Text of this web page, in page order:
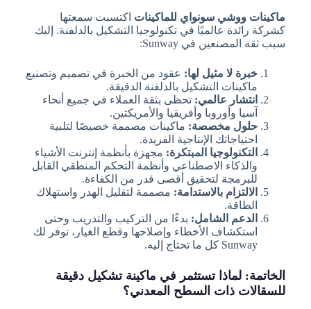
ماكينات ووشي سونواي للماكينات اكتسبت سمعتها
كشركة رائدة عالميًا في تكنولوجيا التشكيل بالدلفنة. إليك
سبب ثقة المصنعين في Sunway:
خبرة لا مثيل لها: عقود من الخبرة في تصميم وتصنيع
ماكينات التشكيل بالدلفنة الدقيقة.
انتشار عالمي: تحظى بثقة العملاء في جميع أنحاء
آسيا وأوروبا وأفريقيا والأمريكتين.
حلول مخصصة: ماكينات مصممة خصيصًا لتلبية
احتياجاتك الإنتاجية الفريدة.
التكنولوجيا المبتكرة: مجهزة بأنظمة إنترنت الأشياء
والذكاء الاصطناعي وأنظمة التحكم المنطقي القابل
للبرمجة لتحقيق أقصى قدر من الكفاءة.
الالتزام بالاستدامة: مصممة لتقليل الهدر واستهلاك
الطاقة.
الدعم الشامل: بدءًا من التركيب والتدريب وحتى
استكشاف الأخطاء وإصلاحها وقطع الغيار، توفر لك
Sunway كل ما تحتاج إليه.
الخاتمة: لماذا تستثمر في ماكينة تشكيل دقيقة
للسقالات ذات السطح المعدني؟